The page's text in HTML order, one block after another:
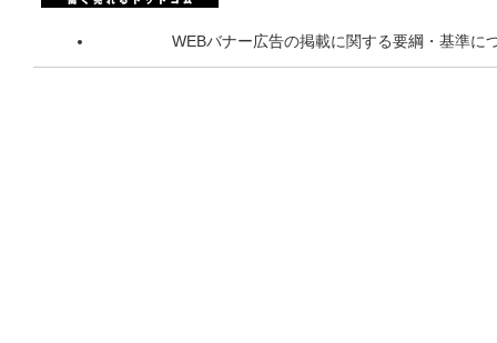
WEBバナー広告の掲載に関する要綱・基準に